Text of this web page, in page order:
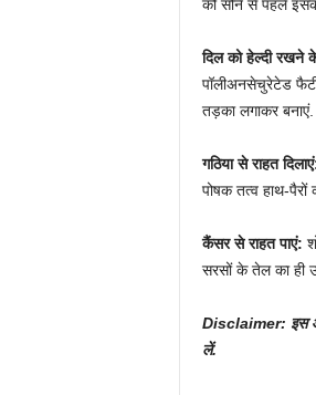
को सोने से पहले
दिल को हेल्दी रखने
पॉलीअनसेचुरेटेड
तड़का लगाकर बनाएं.
गठिया से राहत
पोषक तत्व हाथ-
कैंसर से राहत पाएं:
सरसों के तेल का ही
Disclaimer: इस
लें.